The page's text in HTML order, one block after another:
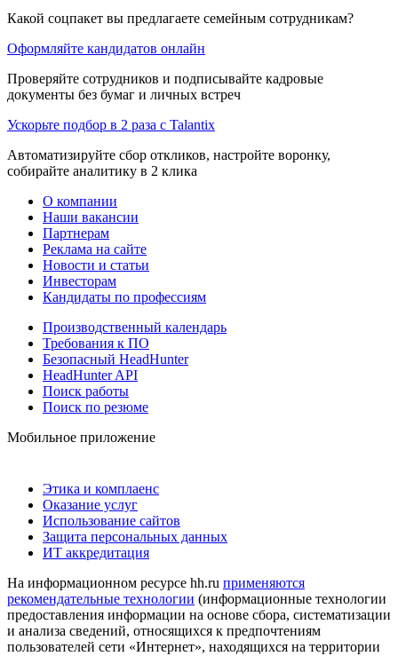
Какой соцпакет вы предлагаете семейным сотрудникам?
Оформляйте кандидатов онлайн
Проверяйте сотрудников и подписывайте кадровые
документы без бумаг и личных встреч
Ускорьте подбор в 2 раза с Talantix
Автоматизируйте сбор откликов, настройте воронку,
собирайте аналитику в 2 клика
О компании
Наши вакансии
Партнерам
Реклама на сайте
Новости и статьи
Инвесторам
Кандидаты по профессиям
Производственный календарь
Требования к ПО
Безопасный HeadHunter
HeadHunter API
Поиск работы
Поиск по резюме
Мобильное приложение
Этика и комплаенс
Оказание услуг
Использование сайтов
Защита персональных данных
ИТ аккредитация
На информационном ресурсе hh.ru применяются
рекомендательные технологии (информационные технологии
предоставления информации на основе сбора, систематизации
и анализа сведений, относящихся к предпочтениям
пользователей сети «Интернет», находящихся на территории